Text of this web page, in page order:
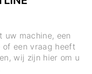
uw machine, een
een vraag heeft
wij zijn hier om u